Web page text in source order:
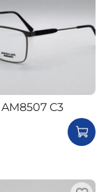
C3